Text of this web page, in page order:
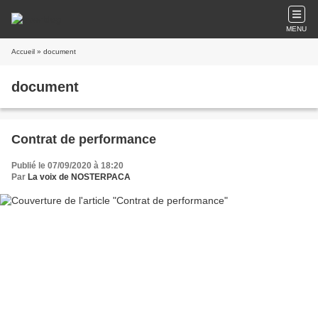
MENU
Accueil » document
document
Contrat de performance
Publié le 07/09/2020 à 18:20
Par La voix de NOSTERPACA